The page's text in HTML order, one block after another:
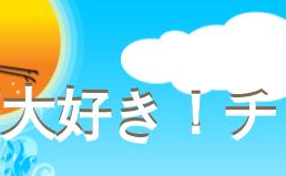
好き！
好き！